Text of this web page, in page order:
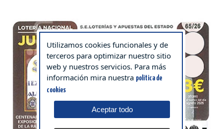
55684
Utilizamos cookies funcionales y de
terceros para optimizar nuestro sitio
web y nuestros servicios. Para más
información mira nuestra politica de
cookies
Aceptar todo